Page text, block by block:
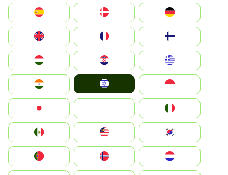
Deutschland
Denmark
United Kingdom
Hrvatska
Magyarország
Indonesia
South Korea
Nederland
Portugal